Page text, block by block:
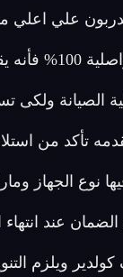
علي اعلي
غيار مضمونة
الصيانة ولكى
تأكد من
نوع الجهاز
عند
كولدير ويلزم